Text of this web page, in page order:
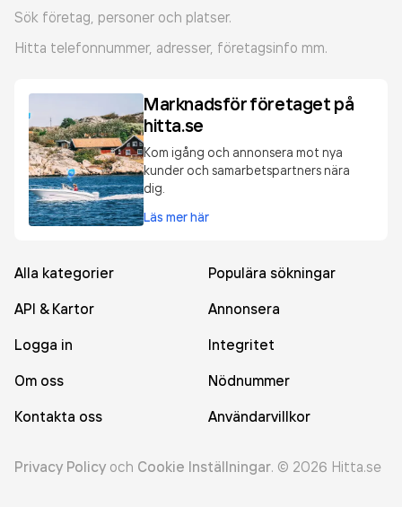
Sök företag, personer och platser.
Hitta telefonnummer, adresser, företagsinfo mm.
Marknadsför företaget på
hitta.se
Kom igång och annonsera mot nya
kunder och samarbetspartners nära
dig.
Läs mer här
Alla kategorier
Populära sökningar
API & Kartor
Annonsera
Logga in
Integritet
Om oss
Nödnummer
Kontakta oss
Användarvillkor
Privacy Policy och Cookie Inställningar. © 2026 Hitta.se